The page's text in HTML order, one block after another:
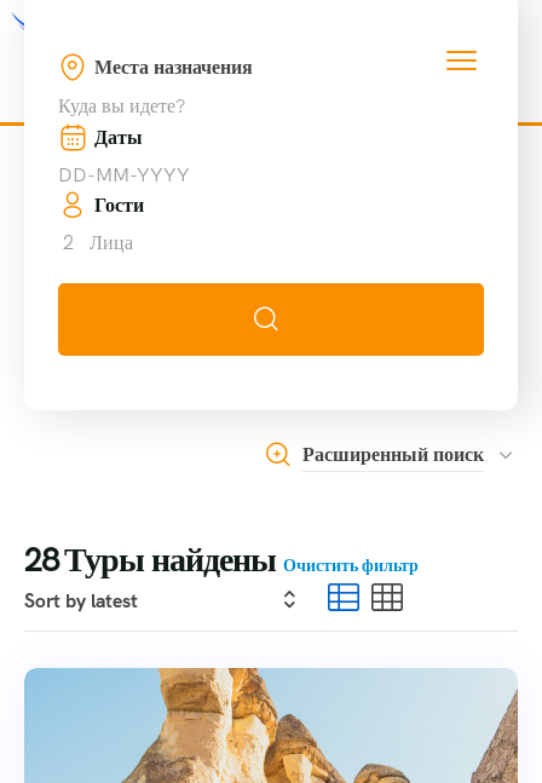
Места назначения
Куда вы идете?
Даты
Гости
2
Лица
Расширенный поиск
28Туры найдены Очистить фильтр